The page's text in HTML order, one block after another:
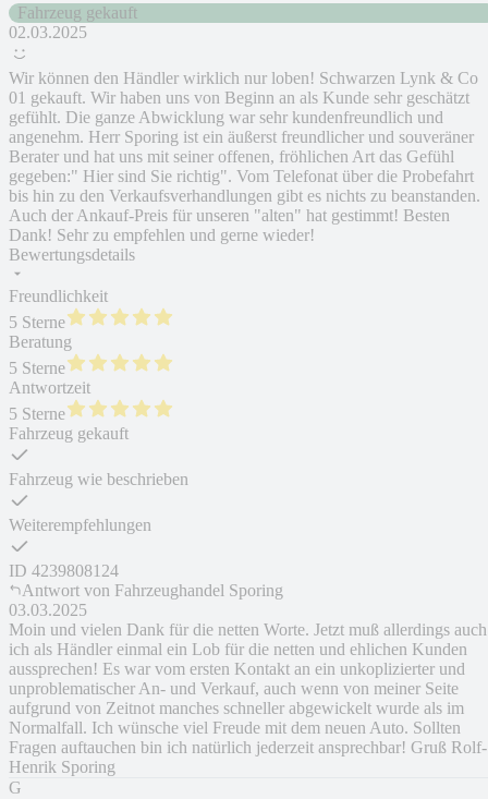
Fahrzeug gekauft
02.03.2025
Wir können den Händler wirklich nur loben! Schwarzen Lynk & Co
01 gekauft. Wir haben uns von Beginn an als Kunde sehr geschätzt
gefühlt. Die ganze Abwicklung war sehr kundenfreundlich und
angenehm. Herr Sporing ist ein äußerst freundlicher und souveräner
Berater und hat uns mit seiner offenen, fröhlichen Art das Gefühl
gegeben:" Hier sind Sie richtig". Vom Telefonat über die Probefahrt
bis hin zu den Verkaufsverhandlungen gibt es nichts zu beanstanden.
Auch der Ankauf-Preis für unseren "alten" hat gestimmt! Besten
Dank! Sehr zu empfehlen und gerne wieder!
Bewertungsdetails
Freundlichkeit
5 Sterne
Beratung
5 Sterne
Antwortzeit
5 Sterne
Fahrzeug gekauft
Fahrzeug wie beschrieben
Weiterempfehlungen
ID 4239808124
Antwort von Fahrzeughandel Sporing
03.03.2025
Moin und vielen Dank für die netten Worte. Jetzt muß allerdings auch
ich als Händler einmal ein Lob für die netten und ehlichen Kunden
aussprechen! Es war vom ersten Kontakt an ein unkoplizierter und
unproblematischer An- und Verkauf, auch wenn von meiner Seite
aufgrund von Zeitnot manches schneller abgewickelt wurde als im
Normalfall. Ich wünsche viel Freude mit dem neuen Auto. Sollten
Fragen auftauchen bin ich natürlich jederzeit ansprechbar! Gruß Rolf-
Henrik Sporing
G